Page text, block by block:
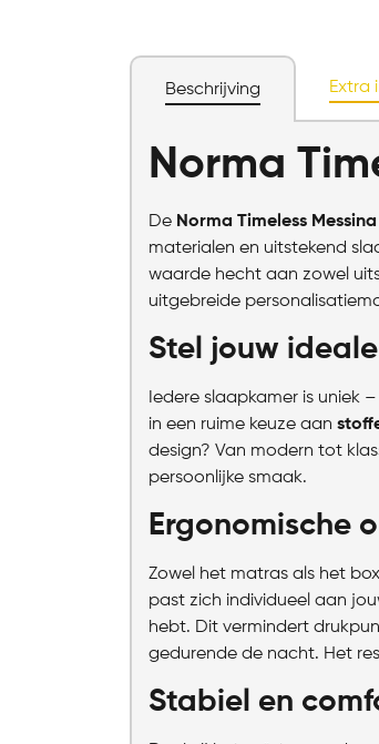
Beschrijving Extra
Norma
De Norma Timeless
materialen en uitstekend
waarde hecht aan zowel
uitgebreide
Stel jouw
Iedere slaapkamer is uniek
in een ruime keuze aan
design? Van modern tot
persoonlijke smaak.
Ergonomische
Zowel het matras als het
past zich individueel aan
hebt. Dit vermindert
gedurende de nacht. Het
Stabiel en